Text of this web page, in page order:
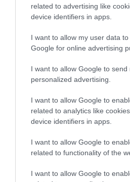
related to advertising like
device identifiers in apps.
I want to allow my user data
Google for online advertising
I want to allow Google to send
personalized advertising.
I want to allow Google to
related to analytics like
device identifiers in apps.
I want to allow Google to
related to functionality of the
I want to allow Google to
10 h 3 min